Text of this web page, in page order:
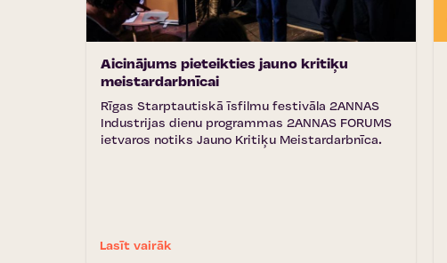
Aicinājums pieteikties jauno kritiķu
meistardarbnīcai
Rīgas Starptautiskā īsfilmu festivāla 2ANNAS
Industrijas dienu programmas 2ANNAS FORUMS
ietvaros notiks Jauno Kritiķu Meistardarbnīca.
Lasīt vairāk